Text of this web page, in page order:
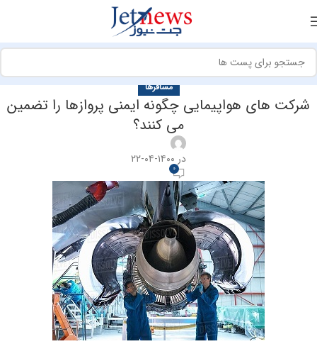
مسافرها
شرکت های هواپیمایی چگونه ایمنی پروازها را تضمین
می کنند؟
در ۱۴۰۰-۰۴-۲۲
0